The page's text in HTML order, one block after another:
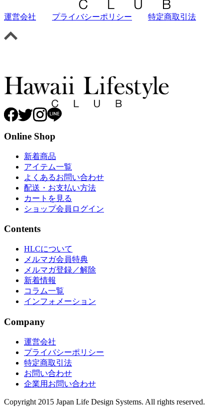
運営会社 プライバシーポリシー 特定商取引法
Online Shop
新着商品
アイテム一覧
よくあるお問い合わせ
配送・お支払い方法
カートを見る
ショップ会員ログイン
Contents
HLCについて
メルマガ会員特典
メルマガ登録／解除
新着情報
コラム一覧
インフォメーション
Company
運営会社
プライバシーポリシー
特定商取引法
お問い合わせ
企業用お問い合わせ
Copyright 2015 Japan Life Design Systems. All rights reserved.